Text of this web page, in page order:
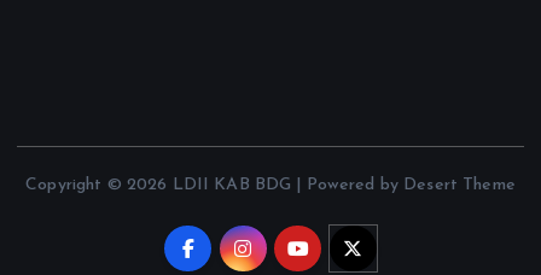
Copyright © 2026 LDII KAB BDG | Powered by Desert Theme